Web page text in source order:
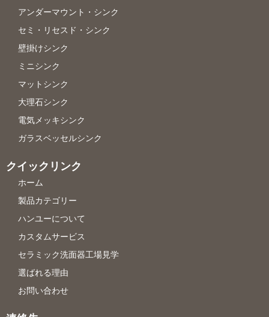
アンダーマウント・シンク
セミ・リセスド・シンク
壁掛けシンク
ミニシンク
マットシンク
大理石シンク
電気メッキシンク
ガラスベッセルシンク
クイックリンク
ホーム
製品カテゴリー
ハンユーについて
カスタムサービス
セラミック洗面器工場見学
選ばれる理由
お問い合わせ